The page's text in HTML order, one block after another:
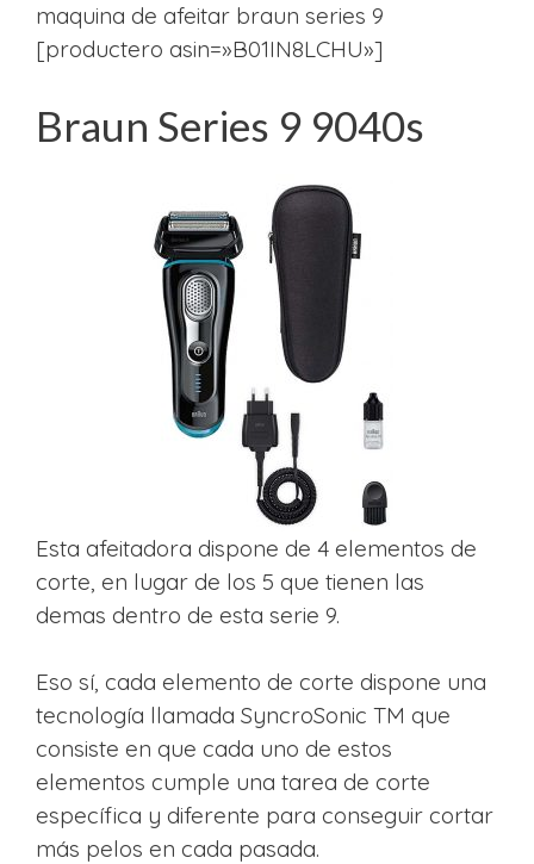
maquina de afeitar braun series 9
[productero asin=»B01IN8LCHU»]
Braun Series 9 9040s
Esta afeitadora dispone de 4 elementos de
corte, en lugar de los 5 que tienen las
demas dentro de esta serie 9.
Eso sí, cada elemento de corte dispone una
tecnología llamada SyncroSonic TM que
consiste en que cada uno de estos
elementos cumple una tarea de corte
específica y diferente para conseguir cortar
más pelos en cada pasada.